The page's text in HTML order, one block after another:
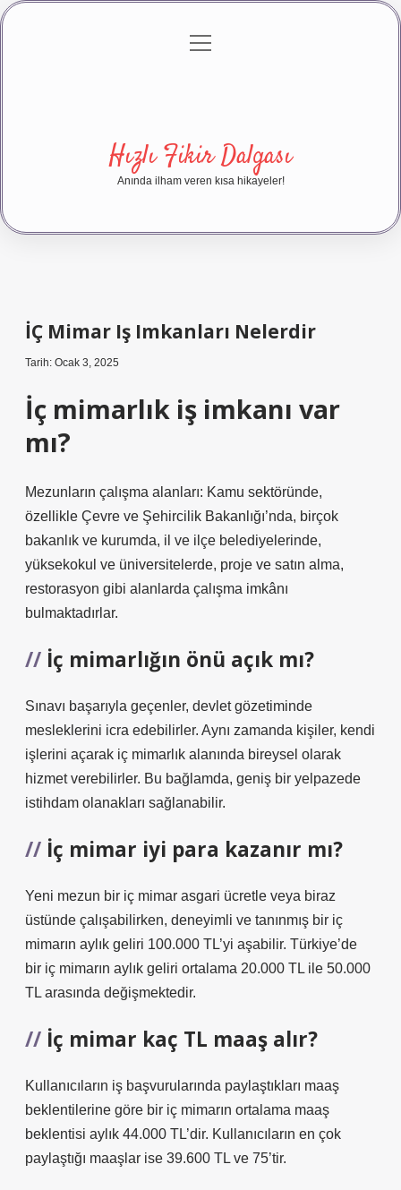
Gizlilik Politikası
menüyü
Hızlı Fikir Dalgası
Anında ilham veren kısa hikayeler!
İÇ Mimar Iş Imkanları Nelerdir
Tarih: Ocak 3, 2025
İç mimarlık iş imkanı var
mı?
Mezunların çalışma alanları: Kamu sektöründe,
özellikle Çevre ve Şehircilik Bakanlığı’nda, birçok
bakanlık ve kurumda, il ve ilçe belediyelerinde,
yüksekokul ve üniversitelerde, proje ve satın alma,
restorasyon gibi alanlarda çalışma imkânı
bulmaktadırlar.
İç mimarlığın önü açık mı?
Sınavı başarıyla geçenler, devlet gözetiminde
mesleklerini icra edebilirler. Aynı zamanda kişiler, kendi
işlerini açarak iç mimarlık alanında bireysel olarak
hizmet verebilirler. Bu bağlamda, geniş bir yelpazede
istihdam olanakları sağlanabilir.
İç mimar iyi para kazanır mı?
Yeni mezun bir iç mimar asgari ücretle veya biraz
üstünde çalışabilirken, deneyimli ve tanınmış bir iç
mimarın aylık geliri 100.000 TL’yi aşabilir. Türkiye’de
bir iç mimarın aylık geliri ortalama 20.000 TL ile 50.000
TL arasında değişmektedir.
İç mimar kaç TL maaş alır?
Kullanıcıların iş başvurularında paylaştıkları maaş
beklentilerine göre bir iç mimarın ortalama maaş
beklentisi aylık 44.000 TL’dir. Kullanıcıların en çok
paylaştığı maaşlar ise 39.600 TL ve 75’tir.